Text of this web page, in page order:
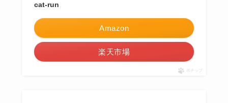
cat-run
Amazon
楽天市場
ポチップ